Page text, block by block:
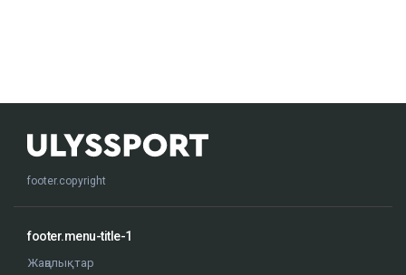
footer.copyright
footer.menu-title-1
Жаңалықтар